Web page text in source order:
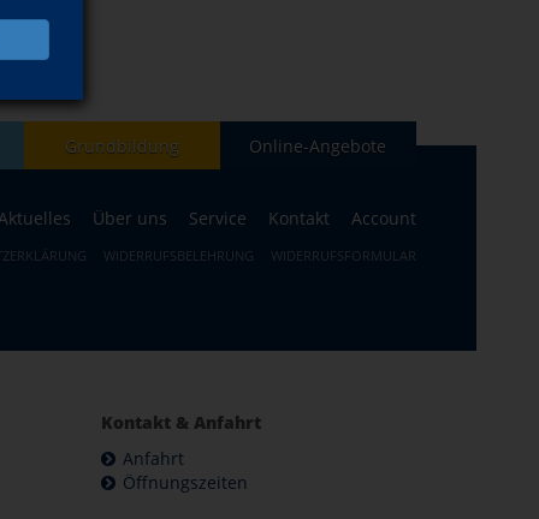
Grundbildung Online-Angebote
Über uns Service Kontakt Account
WIDERRUFSBELEHRUNG WIDERRUFSFORMULAR
Kontakt & Anfahrt
Anfahrt
Öffnungszeiten